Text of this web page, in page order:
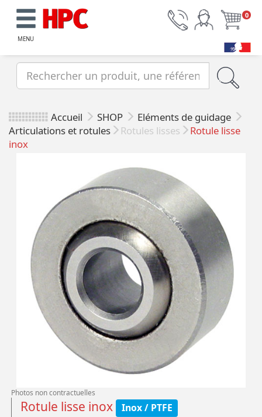
MENU
0
Accueil SHOP
Eléments de guidage
Articulations et rotules
Rotules lisses
Rotule lisse
inox
Photos non contractuelles
Rotule lisse inox Inox / PTFE